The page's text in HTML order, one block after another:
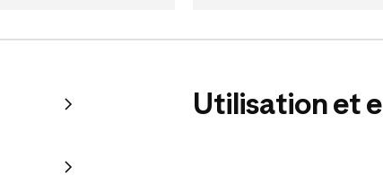
Utilisation et